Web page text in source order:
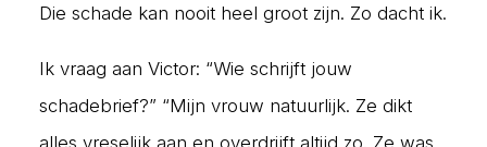
Die schade kan nooit heel groot zijn. Zo dacht ik.
Ik vraag aan Victor: “Wie schrijft jouw
schadebrief?” “Mijn vrouw natuurlijk. Ze dikt
alles vreselijk aan en overdrijft altijd zo. Ze was